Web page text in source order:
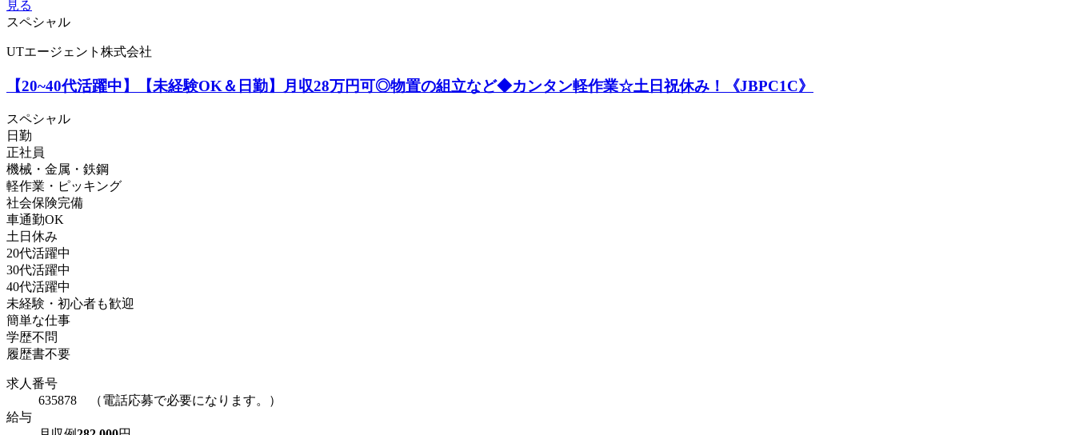
見る
スペシャル
UTエージェント株式会社
【20~40代活躍中】【未経験OK＆日勤】月収28万円可◎物置の組立など◆カンタン軽作業☆土日祝休み！《JBPC1C》
スペシャル
日勤
正社員
機械・金属・鉄鋼
軽作業・ピッキング
社会保険完備
車通勤OK
土日休み
20代活躍中
30代活躍中
40代活躍中
未経験・初心者も歓迎
簡単な仕事
学歴不問
履歴書不要
求人番号
635878 （電話応募で必要になります。）
給与